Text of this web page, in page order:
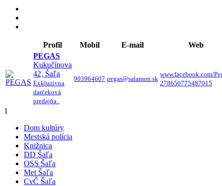
Profil Mobil E-mail
Web
PEGAS
Kukučínova
42, Šaľa
Exkluzívna
darčeková
predajňa .
903964607 pegas@salamon.sk
www.facebook.com/
278650775487015
1
Dom kultúry
Mestská polícia
Knižnica
DD Šaľa
OSS Šaľa
Met Šaľa
CvČ Šaľa